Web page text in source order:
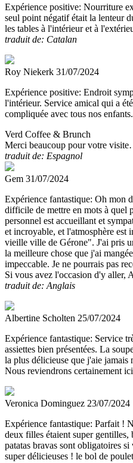
Expérience positive: Nourriture
seul point négatif était la lenteur
les tables à l'intérieur et à
traduit de: Catalan
Roy Niekerk 31/07/2024
Expérience positive: Endroit
l'intérieur. Service amical qui a
compliquée avec tous nos enfants.
Verd Coffee & Brunch
Merci beaucoup pour votre
traduit de: Espagnol
Gem 31/07/2024
Expérience fantastique: Oh mon
difficile de mettre en mots à quel
personnel est accueillant et
et incroyable, et l'atmosphère
vieille ville de Gérone". J'ai pris
la meilleure chose que j'ai
impeccable. Je ne pourrais pas
Si vous avez l'occasion d'y aller,
traduit de: Anglais
Albertine Scholten 25/07/2024
Expérience fantastique: Service
assiettes bien présentées. La
la plus délicieuse que j'aie jamais
Nous reviendrons certainement
Veronica Dominguez 23/07/2024
Expérience fantastique: Parfait !
deux filles étaient super gentilles,
patatas bravas sont obligatoires
super délicieuses ! le bol de